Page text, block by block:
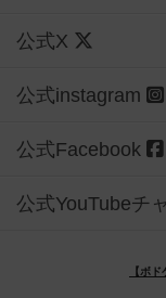
公式X
公式instagram
公式Facebook
公式YouTubeチ
【ボ